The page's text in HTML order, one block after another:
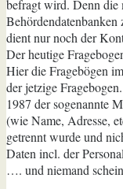
befragt wird. Denn die
dient nur noch der
Der heutige
Hier die Fragebögen
der jetzige
1987 der sogenannte
(wie Name, Adresse,
getrennt wurde und
Daten incl. der
…. und niemand